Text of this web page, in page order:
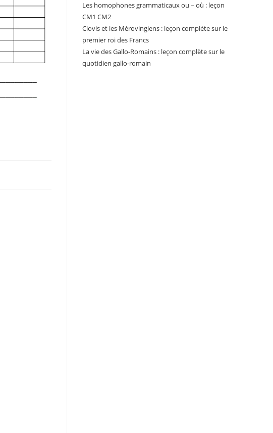
Les homophones grammaticaux ou – où : leçon
CM1 CM2
Clovis et les Mérovingiens : leçon complète sur le
premier roi des Francs
La vie des Gallo-Romains : leçon complète sur le
quotidien gallo-romain